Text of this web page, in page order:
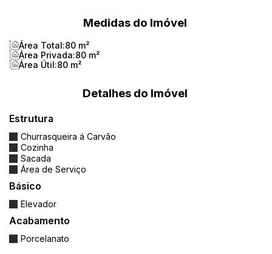
Medidas do Imóvel
Área Total:80 m²
Área Privada:80 m²
Área Útil:80 m²
Detalhes do Imóvel
Estrutura
Churrasqueira á Carvão
Cozinha
Sacada
Área de Serviço
Básico
Elevador
Acabamento
Porcelanato